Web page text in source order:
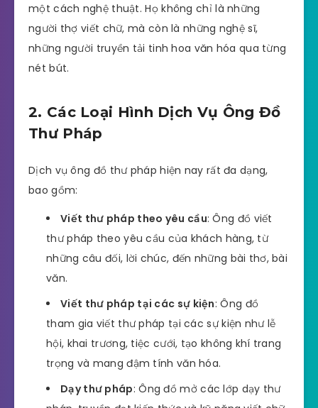
một cách nghệ thuật. Họ không chỉ là những
người thợ viết chữ, mà còn là những nghệ sĩ,
những người truyền tải tinh hoa văn hóa qua từng
nét bút.
2. Các Loại Hình Dịch Vụ Ông Đồ
Thư Pháp
Dịch vụ ông đồ thư pháp hiện nay rất đa dạng,
bao gồm:
Viết thư pháp theo yêu cầu: Ông đồ viết
thư pháp theo yêu cầu của khách hàng, từ
những câu đối, lời chúc, đến những bài thơ, bài
văn.
Viết thư pháp tại các sự kiện: Ông đồ
tham gia viết thư pháp tại các sự kiện như lễ
hội, khai trương, tiệc cưới, tạo không khí trang
trọng và mang đậm tính văn hóa.
Dạy thư pháp: Ông đồ mở các lớp dạy thư